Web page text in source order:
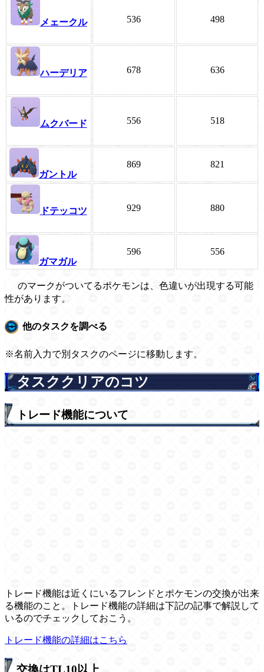
メェークル 536 498
ハーデリア 678 636
ムクバード 556 518
ガントル
869 821
ドテッコツ 929 880
ガマガル
596 556
のマークがついてるポケモンは、色違いが出現する可能
性があります。
他のタスクを調べる
※名前入力で別タスクのページに移動します。
タスククリアのコツ
トレード機能について
トレード機能は近くにいるフレンドとポケモンの交換が出来
る機能のこと。トレード機能の詳細は下記の記事で解説して
いるのでチェックしておこう。
トレード機能の詳細はこちら
交換はTL10以上